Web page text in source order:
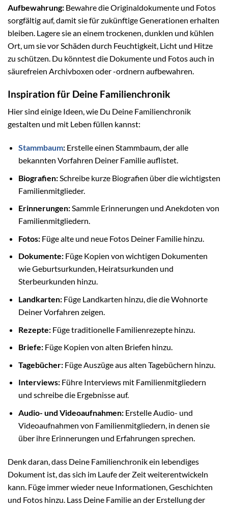
Aufbewahrung: Bewahre die Originaldokumente und Fotos
sorgfältig auf, damit sie für zukünftige Generationen erhalten
bleiben. Lagere sie an einem trockenen, dunklen und kühlen
Ort, um sie vor Schäden durch Feuchtigkeit, Licht und Hitze
zu schützen. Du könntest die Dokumente und Fotos auch in
säurefreien Archivboxen oder -ordnern aufbewahren.
Inspiration für Deine Familienchronik
Hier sind einige Ideen, wie Du Deine Familienchronik
gestalten und mit Leben füllen kannst:
Stammbaum:Erstelle einen Stammbaum, der alle
bekannten Vorfahren Deiner Familie auflistet.
Biografien:Schreibe kurze Biografien über die wichtigsten
Familienmitglieder.
Erinnerungen:Sammle Erinnerungen und Anekdoten von
Familienmitgliedern.
Fotos:Füge alte und neue Fotos Deiner Familie hinzu.
Dokumente:Füge Kopien von wichtigen Dokumenten
wie Geburtsurkunden, Heiratsurkunden und
Sterbeurkunden hinzu.
Landkarten:Füge Landkarten hinzu, die die Wohnorte
Deiner Vorfahren zeigen.
Rezepte:Füge traditionelle Familienrezepte hinzu.
Briefe:Füge Kopien von alten Briefen hinzu.
Tagebücher:Füge Auszüge aus alten Tagebüchern hinzu.
Interviews:Führe Interviews mit Familienmitgliedern
und schreibe die Ergebnisse auf.
Audio- und Videoaufnahmen:Erstelle Audio- und
Videoaufnahmen von Familienmitgliedern, in denen sie
über ihre Erinnerungen und Erfahrungen sprechen.
Denk daran, dass Deine Familienchronik ein lebendiges
Dokument ist, das sich im Laufe der Zeit weiterentwickeln
kann. Füge immer wieder neue Informationen, Geschichten
und Fotos hinzu. Lass Deine Familie an der Erstellung der